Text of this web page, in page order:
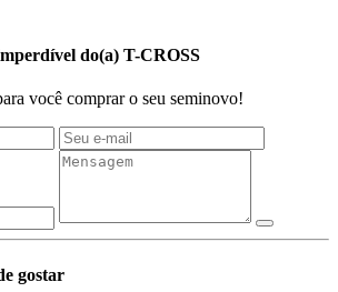
do(a) T-CROSS
você comprar o seu seminovo!
gostar